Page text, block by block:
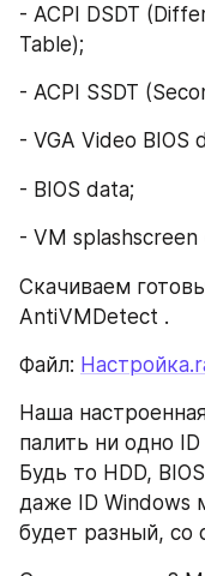
- ACPI DSDT
Table);
- ACPI SSDT
- VGA Video BIOS
- BIOS data;
- VM
Скачиваем
AntiVMDetect .
Файл:
Наша
палить ни одно
Будь то HDD,
даже ID Windows
будет разный, со